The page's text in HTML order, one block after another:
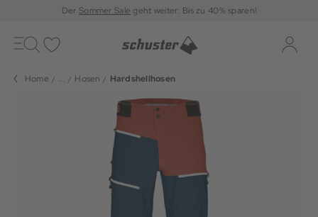
DerSommer Sale geht weiter: Bis zu 40% sparen!
Toggle
navigation
Home ... Hosen Hardshellhosen